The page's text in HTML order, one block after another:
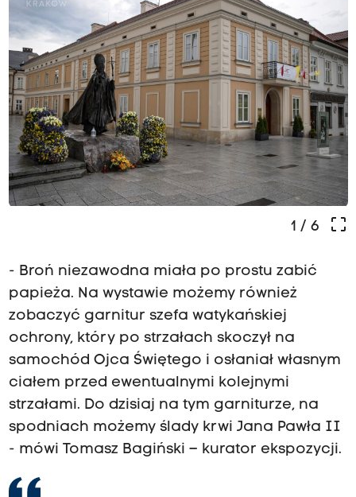
crop_free
1 / 6
- Broń niezawodna miała po prostu zabić
papieża. Na wystawie możemy również
zobaczyć garnitur szefa watykańskiej
ochrony, który po strzałach skoczył na
samochód Ojca Świętego i osłaniał własnym
ciałem przed ewentualnymi kolejnymi
strzałami. Do dzisiaj na tym garniturze, na
spodniach możemy ślady krwi Jana Pawła II
- mówi Tomasz Bagiński – kurator ekspozycji.